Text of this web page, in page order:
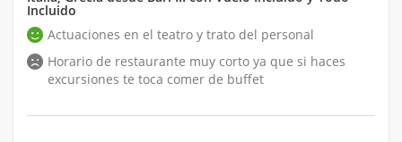
Incluido
Actuaciones en el teatro y trato del personal
Horario de restaurante muy corto ya que si haces
excursiones te toca comer de buffet